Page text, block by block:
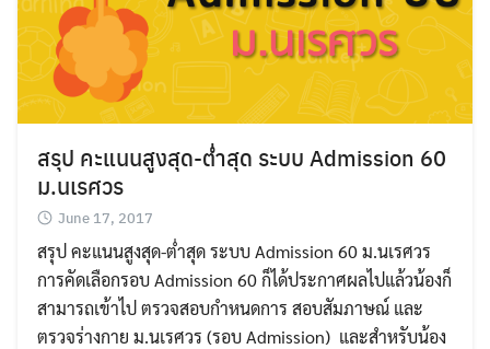
สรุป คะแนนสูงสุด-ต่ำสุด ระบบ Admission 60
ม.นเรศวร
June 17, 2017
สรุป คะแนนสูงสุด-ต่ำสุด ระบบ Admission 60 ม.นเรศวร
การคัดเลือกรอบ Admission 60 ก็ได้ประกาศผลไปแล้วน้องก็
สามารถเข้าไป ตรวจสอบกำหนดการ สอบสัมภาษณ์ และ
ตรวจร่างกาย ม.นเรศวร (รอบ Admission) และสำหรับน้อง